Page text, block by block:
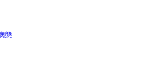
態